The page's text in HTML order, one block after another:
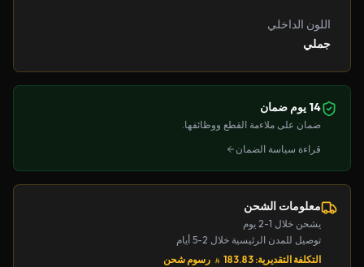
اللون الداخلي
جملي
14 يوم ضمان
ضمان على ملاءمة القطع ووظائفها.
قراءة سياسة الضمان
معلومات الشحن
يشحن خلال 1-2 يوم
توصيل للمدن الرئيسية خلال 2-5 أيام
التكلفة التقديرية: 183.83
رسوم شحن